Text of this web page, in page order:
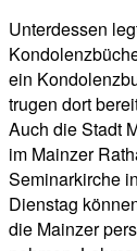
Unterdessen
ein
trugen dort
Auch die Stadt
im Mainzer
Seminarkirche
Dienstag
die Mainzer